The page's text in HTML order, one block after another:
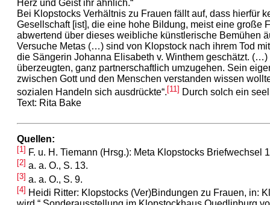
Herz und Geist ihr ähnlich.“
Bei Klopstocks Verhältnis zu Frauen fällt auf, dass hierfür
Gesellschaft [ist], die eine hohe Bildung, meist eine große
abwertend über dieses weibliche künstlerische Bemühen
Versuche Metas (…) sind von Klopstock nach ihrem Tod
die Sängerin Johanna Elisabeth v. Winthem geschätzt.
überzeugten, ganz partnerschaftlich umzugehen. Sein
zwischen Gott und den Menschen verstanden wissen
sozialen Handeln sich ausdrückte“. [11] Durch solch ein
Text: Rita Bake
Quellen:
[1] F. u. H. Tiemann (Hrsg.): Meta Klopstocks Briefwechsel
[2] a. a. O., S. 13.
[3] a. a. O., S. 9.
[4] Heidi Ritter: Klopstocks (Ver)Bindungen zu Frauen, in: